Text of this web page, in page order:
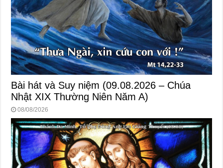
Bài hát và Suy niệm (09.08.2026 – Chúa
Nhật XIX Thường Niên Năm A)
08/08/2026